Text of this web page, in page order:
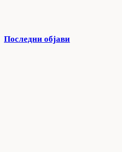
Последни објави